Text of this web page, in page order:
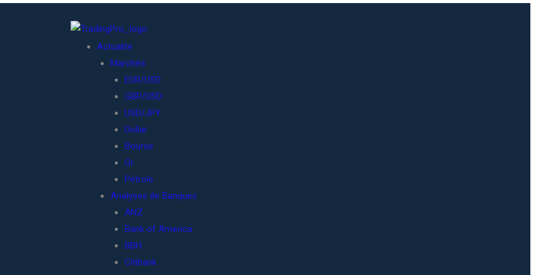
Actualité
Marchés
EUR/USD
GBP/USD
USD/JPY
Dollar
Bourse
Or
Pétrole
Analyses de Banques
ANZ
Bank of America
BBH
Citibank